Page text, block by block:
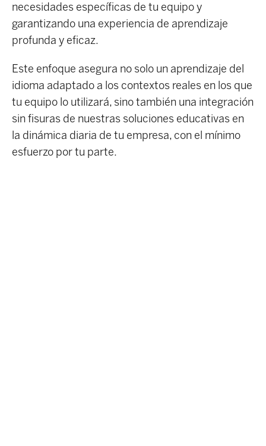
necesidades específicas de tu equipo y
garantizando una experiencia de aprendizaje
profunda y eficaz.
Este enfoque asegura no solo un aprendizaje del
idioma adaptado a los contextos reales en los que
tu equipo lo utilizará, sino también una integración
sin fisuras de nuestras soluciones educativas en
la dinámica diaria de tu empresa, con el mínimo
esfuerzo por tu parte.